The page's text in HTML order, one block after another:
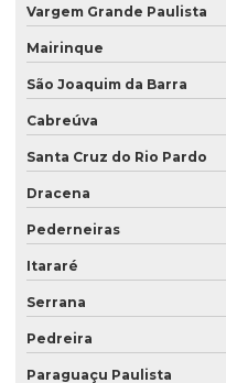
Sacos laminados
Venda de saco valvulado
Vargem Grande Paulista
Mairinque
São Joaquim da Barra
Cabreúva
Santa Cruz do Rio Pardo
Dracena
Pederneiras
Itararé
Serrana
Pedreira
Paraguaçu Paulista